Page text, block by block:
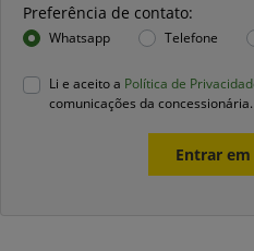
Preferência de contato:
Whatsapp Telefone
Li e aceito a Política de
comunicações da concessionária.
Entrar